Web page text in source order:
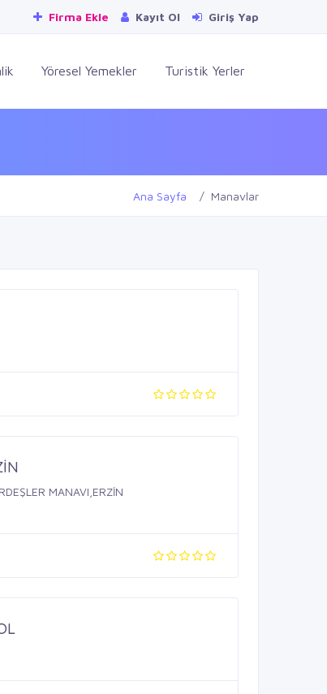
Firma Ekle Kayıt Ol Giriş Yap
Yöresel Yemekler Turistik Yerler
Ana Sayfa Manavlar
MANAVI,ERZİN